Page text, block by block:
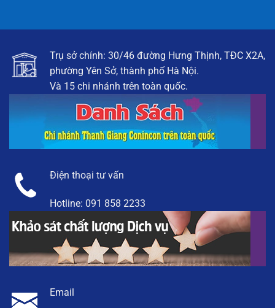
Trụ sở chính: 30/46 đường Hưng Thịnh, TĐC X2A,
phường Yên Sở, thành phố Hà Nội.
Và 15 chi nhánh trên toàn quốc.
Điện thoại tư vấn
Hotline: 091 858 2233
Email